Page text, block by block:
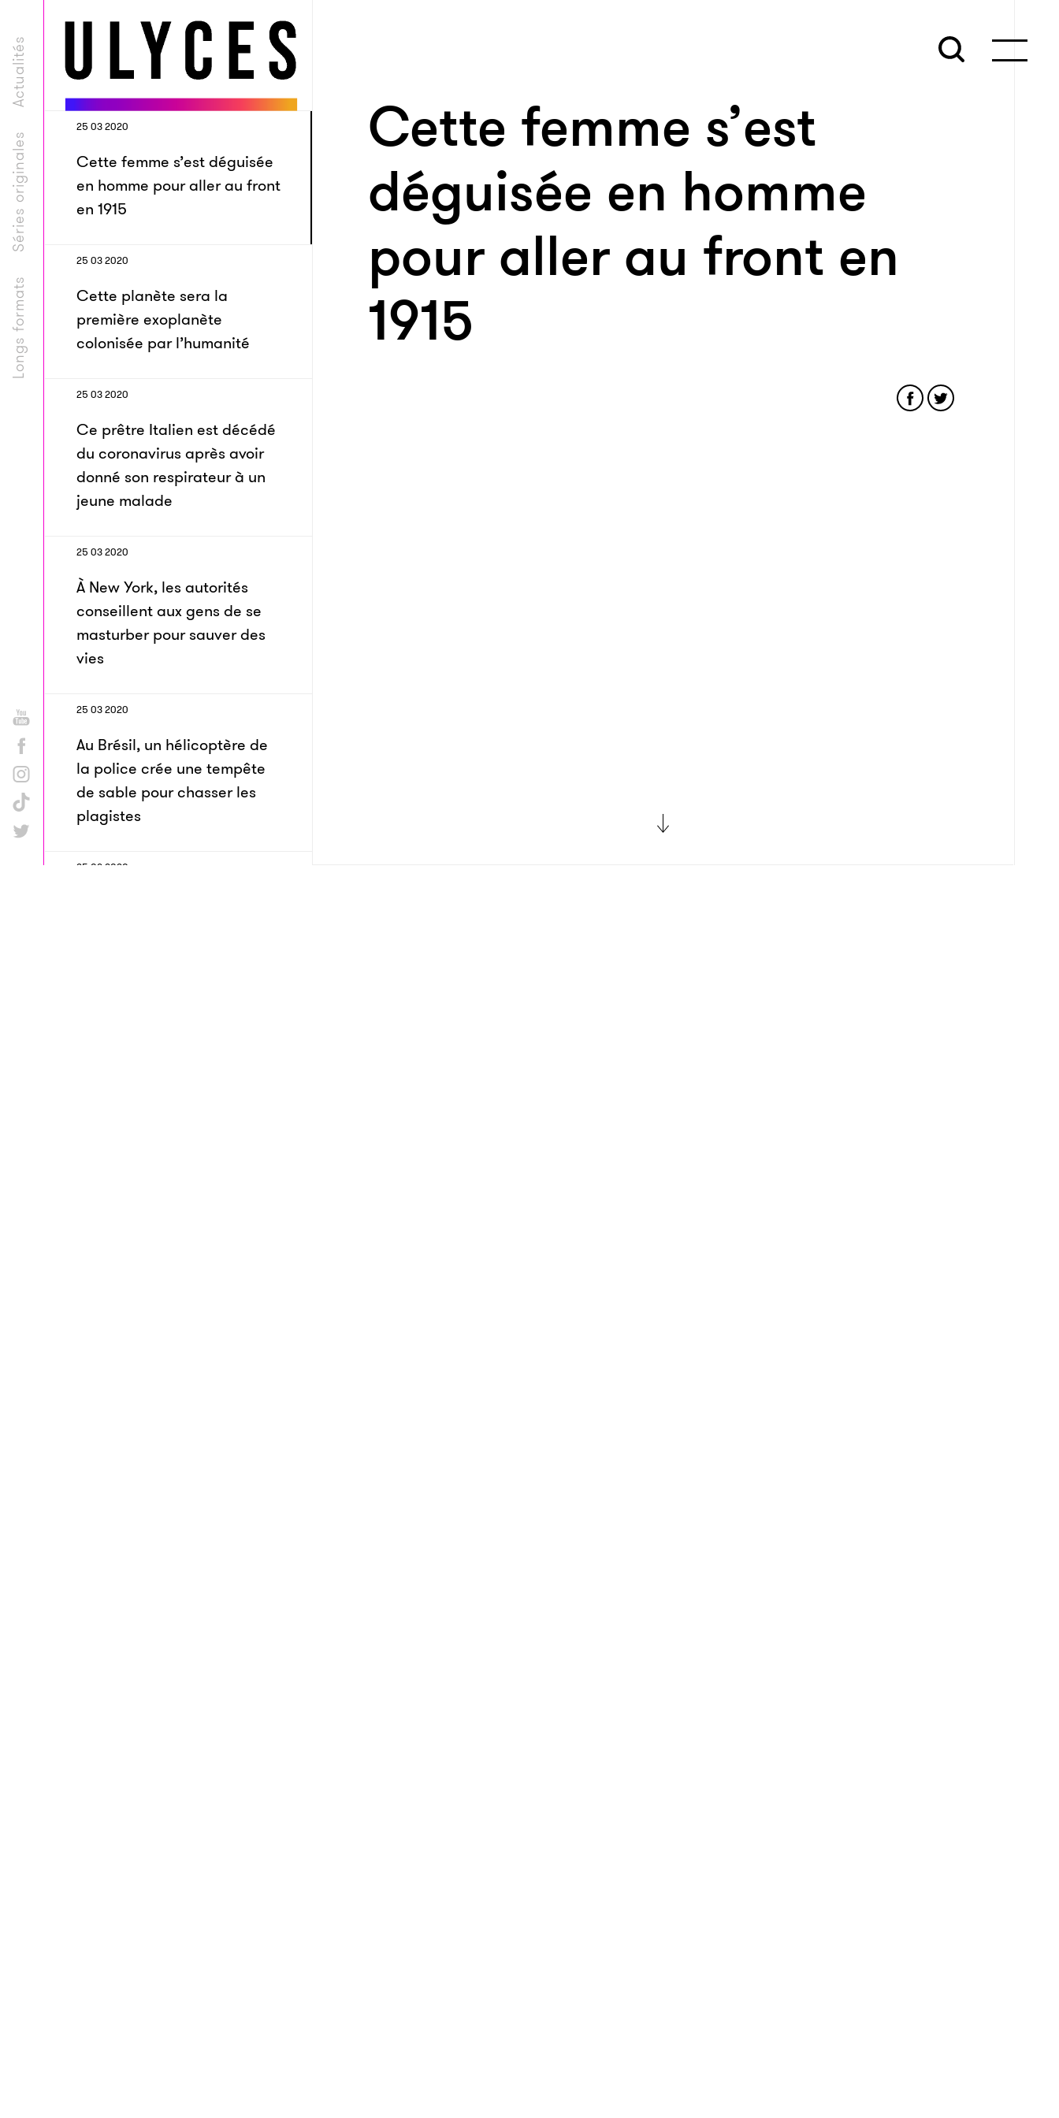
Longs formats
Séries originales
Actualités
25 03 2020
Cette femme s’est déguisée
en homme pour aller au front
en 1915
25 03 2020
Cette planète sera la
première exoplanète
colonisée par l’humanité
25 03 2020
Ce prêtre Italien est décédé
du coronavirus après avoir
donné son respirateur à un
jeune malade
25 03 2020
À New York, les autorités
conseillent aux gens de se
masturber pour sauver des
vies
25 03 2020
Au Brésil, un hélicoptère de
la police crée une tempête
de sable pour chasser les
plagistes
25 03 2020
Cette femme s’est
déguisée en homme
pour aller au front en
1915